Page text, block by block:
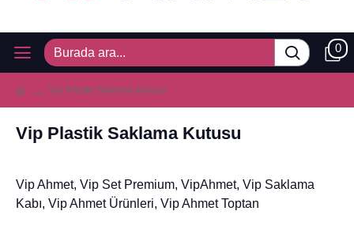
0
Vip Plastik Saklama Kutusu
Vip Plastik Saklama Kutusu
Vip Ahmet, Vip Set Premium, VipAhmet, Vip Saklama
Kabı, Vip Ahmet Ürünleri, Vip Ahmet Toptan